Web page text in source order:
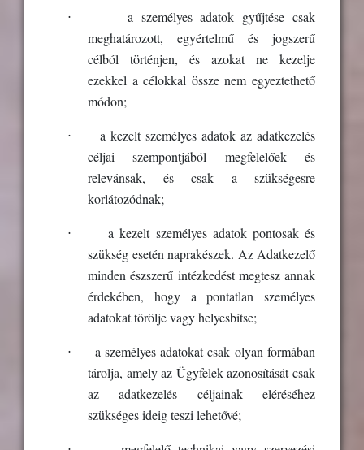
·
a személyes adatok gyűjtése csak
meghatározott, egyértelmű és jogszerű
célból történjen, és azokat ne kezelje
ezekkel a célokkal össze nem egyeztethető
módon;
·
a kezelt személyes adatok az adatkezelés
céljai szempontjából megfelelőek és
relevánsak, és csak a szükségesre
korlátozódnak;
·
a kezelt személyes adatok pontosak és
szükség esetén naprakészek. Az Adatkezelő
minden észszerű intézkedést megtesz annak
érdekében, hogy a pontatlan személyes
adatokat törölje vagy helyesbítse;
·
a személyes adatokat csak olyan formában
tárolja, amely az Ügyfelek azonosítását csak
az adatkezelés céljainak eléréséhez
szükséges ideig teszi lehetővé;